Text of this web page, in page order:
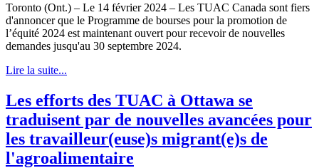
Toronto (Ont.) – Le 14 février 2024 – Les TUAC Canada sont fiers
d'annoncer que le Programme de bourses pour la promotion de
l’équité 2024 est maintenant ouvert pour recevoir de nouvelles
demandes jusqu'au 30 septembre 2024.
Lire la suite...
Les efforts des TUAC à Ottawa se
traduisent par de nouvelles avancées pour
les travailleur(euse)s migrant(e)s de
l'agroalimentaire